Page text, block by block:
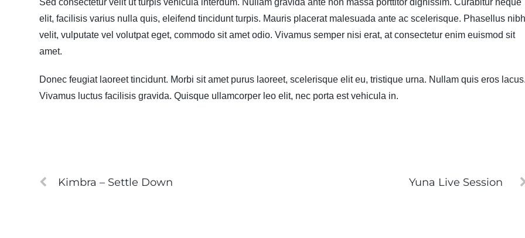
Sed consectetur velit ut turpis vehicula interdum. Nullam gravida ante non massa porttitor dignissim. Curabitur neque
elit, facilisis varius nulla quis, eleifend tincidunt turpis. Mauris placerat malesuada ante ac scelerisque. Phasellus
velit, vulputate vel volutpat eget, commodo sit amet odio. Vivamus semper nisi erat, at consectetur enim euismod sit
amet.
Donec feugiat laoreet tincidunt. Morbi sit amet purus laoreet, scelerisque elit eu, tristique urna. Nullam quis eros
Vivamus luctus facilisis gravida. Quisque ullamcorper leo elit, nec porta est vehicula in.
Kimbra – Settle Down Yuna Live Session